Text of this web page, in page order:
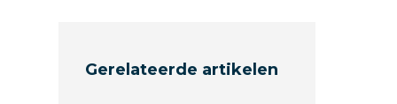
Gerelateerde artikelen